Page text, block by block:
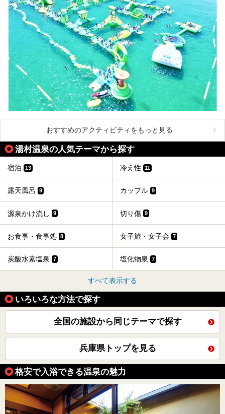
おすすめのアクティビティをもっと見る
湯村温泉の人気テーマから探す
宿泊 13 冷え性 11
露天風呂 9 カップル 9
源泉かけ流し 9 切り傷 9
お食事・食事処 8 女子旅・女子会 7
炭酸水素塩泉 7 塩化物泉 7
すべて表示する
いろいろな方法で探す
全国の施設から同じテーマで探す
兵庫県トップを見る
格安で入浴できる温泉の魅力